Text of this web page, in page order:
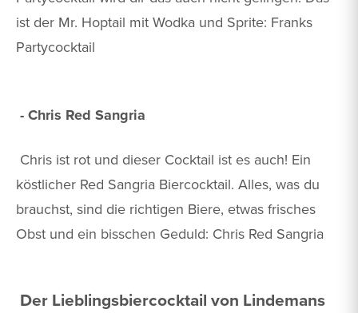
ist der Mr. Hoptail mit Wodka und Sprite: Franks
Partycocktail
- Chris Red Sangria
Chris ist rot und dieser Cocktail ist es auch! Ein
köstlicher Red Sangria Biercocktail. Alles, was du
brauchst, sind die richtigen Biere, etwas frisches
Obst und ein bisschen Geduld: Chris Red Sangria
Der Lieblingsbiercocktail von Lindemans